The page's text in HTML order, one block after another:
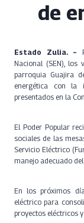
de
Estado Zulia. –
Nacional (SEN), los
parroquia Guajira
energética con la
presentados en la
El Poder Popular
sociales de las
Servicio Eléctrico
manejo adecuado
En los próximos
eléctrico para
proyectos eléctricos